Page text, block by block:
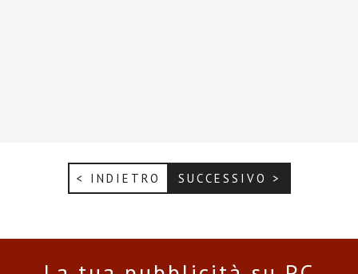
< INDIETRO SUCCESSIVO >